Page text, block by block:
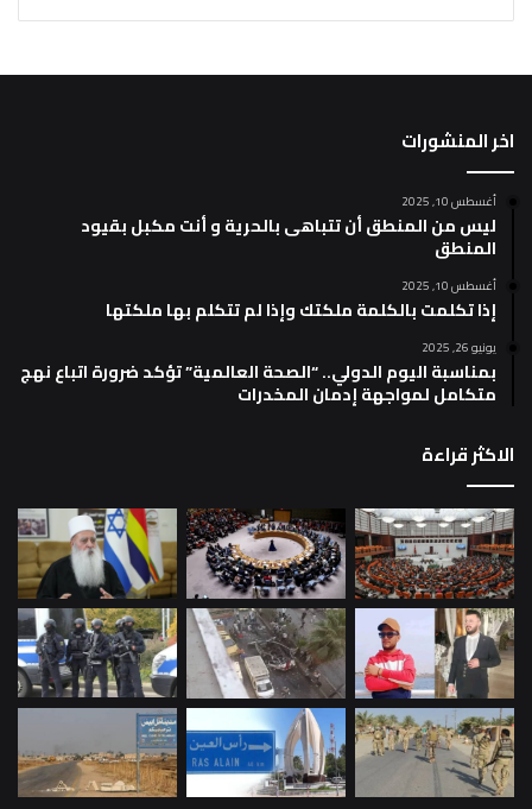
اخر المنشورات
أغسطس 10, 2025
ليس من المنطق أن تتباهى بالحرية و أنت مكبل بقيود
المنطق
أغسطس 10, 2025
إذا تكلمت بالكلمة ملكتك وإذا لم تتكلم بها ملكتها
يونيو 26, 2025
بمناسبة اليوم الدولي.. “الصحة العالمية” تؤكد ضرورة اتباع نهج
متكامل لمواجهة إدمان المخدرات
الاكثر قراءة